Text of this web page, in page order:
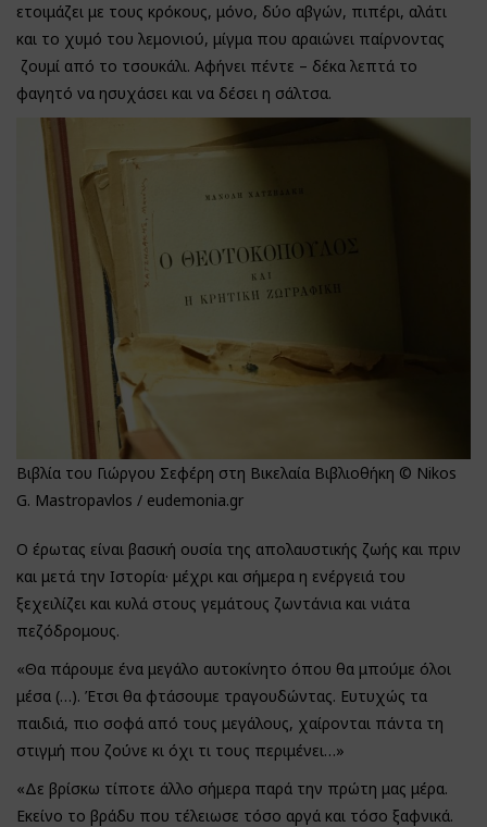
ετοιμάζει με τους κρόκους, μόνο, δύο αβγών, πιπέρι, αλάτι
και το χυμό του λεμονιού, μίγμα που αραιώνει παίρνοντας
ζουμί από το τσουκάλι. Αφήνει πέντε – δέκα λεπτά το
φαγητό να ησυχάσει και να δέσει η σάλτσα.
Βιβλία του Γιώργου Σεφέρη στη Βικελαία Βιβλιοθήκη © Nikos
G. Mastropavlos / eudemonia.gr
Ο έρωτας είναι βασική ουσία της απολαυστικής ζωής και πριν
και μετά την Ιστορία· μέχρι και σήμερα η ενέργειά του
ξεχειλίζει και κυλά στους γεμάτους ζωντάνια και νιάτα
πεζόδρομους.
«Θα πάρουμε ένα μεγάλο αυτοκίνητο όπου θα μπούμε όλοι
μέσα (…). Έτσι θα φτάσουμε τραγουδώντας. Ευτυχώς τα
παιδιά, πιο σοφά από τους μεγάλους, χαίρονται πάντα τη
στιγμή που ζούνε κι όχι τι τους περιμένει…»
«Δε βρίσκω τίποτε άλλο σήμερα παρά την πρώτη μας μέρα.
Εκείνο το βράδυ που τέλειωσε τόσο αργά και τόσο ξαφνικά.